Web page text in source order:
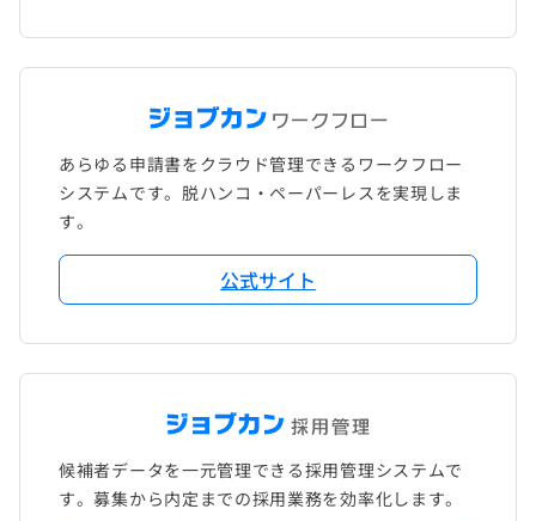
あらゆる申請書をクラウド管理できるワークフロー
システムです。脱ハンコ・ペーパーレスを実現しま
す。
公式サイト
候補者データを一元管理できる採用管理システムで
す。募集から内定までの採用業務を効率化します。